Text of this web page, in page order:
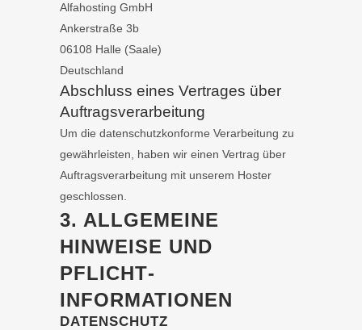
Alfahosting GmbH
Ankerstraße 3b
06108 Halle (Saale)
Deutschland
Abschluss eines Vertrages über
Auftragsverarbeitung
Um die datenschutzkonforme Verarbeitung zu
gewährleisten, haben wir einen Vertrag über
Auftragsverarbeitung mit unserem Hoster
geschlossen.
3. ALLGEMEINE
HINWEISE UND
PFLICHT­
INFORMATIONEN
DATENSCHUTZ